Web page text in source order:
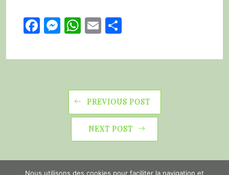
Facebook
Messenger
WhatsApp
Email
PREVIOUS POST
NEXT POST
Nous utilisons des cookies pour faciliter la navigation et